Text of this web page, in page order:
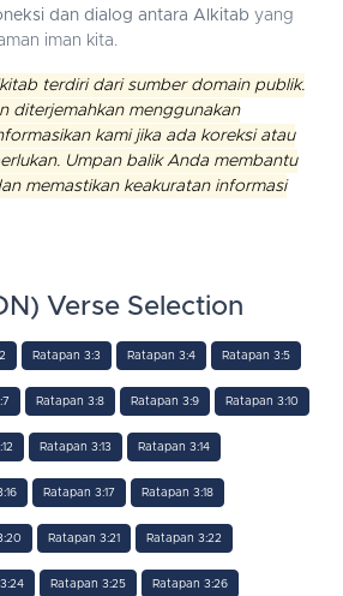
dan dialog antara Alkitab yang
iman kita.
terdiri dari sumber domain publik.
diterjemahkan menggunakan
kami jika ada koreksi atau
Umpan balik Anda membantu
memastikan keakuratan informasi
Verse Selection
Ratapan 3:3 Ratapan 3:4 Ratapan 3:5
Ratapan 3:8 Ratapan 3:9 Ratapan 3:10
Ratapan 3:13 Ratapan 3:14
Ratapan 3:17 Ratapan 3:18
Ratapan 3:21 Ratapan 3:22
Ratapan 3:25 Ratapan 3:26